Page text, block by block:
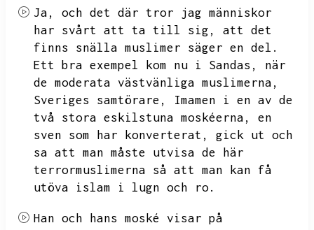
Ja,
och det där tror jag människor
har svårt att ta till sig,
att det
finns snälla muslimer säger en del.
Ett bra exempel kom nu i Sandas,
när
de moderata västvänliga muslimerna,
Sveriges samtörare,
Imamen i en av de
två stora eskilstuna moskéerna,
en
sven som har konverterat,
gick ut och
sa att man måste utvisa de här
terrormuslimerna så att man kan få
utöva islam i lugn och ro.
Han och hans moské visar på